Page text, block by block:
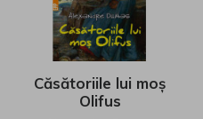
Căsătoriile lui moș
Olifus